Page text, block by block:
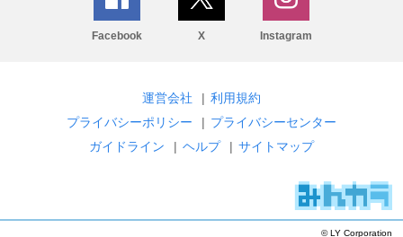
Facebook X Instagram
運営会社 | 利用規約
プライバシーポリシー
| プライバシーセンター
ガイドライン
| ヘルプ | サイトマップ
© LY Corporation